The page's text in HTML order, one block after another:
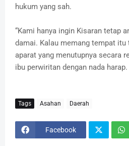
hukum yang sah.
“Kami hanya ingin Kisaran tetap
damai. Kalau memang tempat
aparat yang menutupnya secara
ibu perwiritan dengan nada harap.
Tags Asahan Daerah
Facebook